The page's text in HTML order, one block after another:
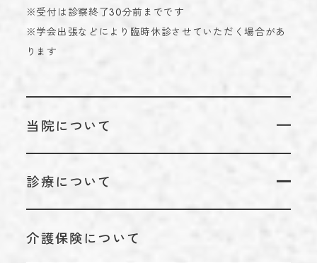
※受付は診察終了30分前までです
※学会出張などにより臨時休診させていただく場合があ
ります
当院について
代表のあいさつ
アクセス
診療について
リハビリテーション科
介護保険について